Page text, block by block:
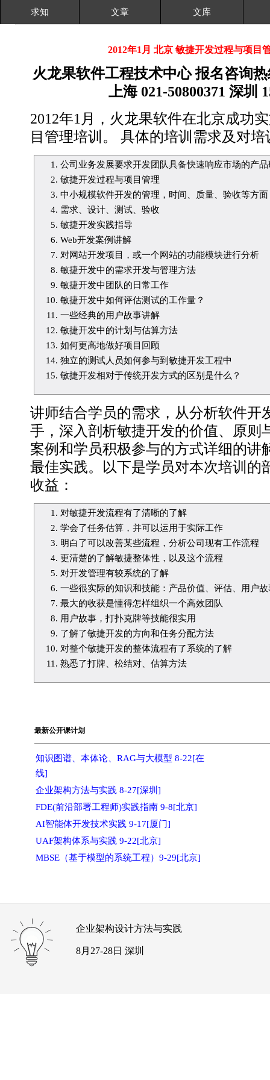
求知 文章 文库
2012年1月 北京 敏捷开发过程与项目
火龙果软件工程技术中心 报名咨询热
上海 021-50800371 深圳
2012年1月，火龙果软件在北京成功
目管理培训。 具体的培训需求及对
公司业务发展要求开发团队具备快速响应市场的产
敏捷开发过程与项目管理
中小规模软件开发的管理，时间、质量、验收等方面
需求、设计、测试、验收
敏捷开发实践指导
Web开发案例讲解
对网站开发项目，或一个网站的功能模块进行分析
敏捷开发中的需求开发与管理方法
敏捷开发中团队的日常工作
敏捷开发中如何评估测试的工作量？
一些经典的用户故事讲解
敏捷开发中的计划与估算方法
如何更高地做好项目回顾
独立的测试人员如何参与到敏捷开发工程中
敏捷开发相对于传统开发方式的区别是什么？
讲师结合学员的需求，从分析软件开
手，深入剖析敏捷开发的价值、原则
案例和学员积极参与的方式详细的讲
最佳实践。以下是学员对本次培训的
收益：
对敏捷开发流程有了清晰的了解
学会了任务估算，并可以运用于实际工作
明白了可以改善某些流程，分析公司现有工作流程
更清楚的了解敏捷整体性，以及这个流程
对开发管理有较系统的了解
一些很实际的知识和技能：产品价值、评估、用户
最大的收获是懂得怎样组织一个高效团队
用户故事，打扑克牌等技能很实用
了解了敏捷开发的方向和任务分配方法
对整个敏捷开发的整体流程有了系统的了解
熟悉了打牌、松结对、估算方法
最新公开课计划
知识图谱、本体论、RAG与大模型 8-22[在
线]
企业架构方法与实践 8-27[深圳]
FDE(前沿部署工程师)实践指南 9-8[北京]
AI智能体开发技术实践 9-17[厦门]
UAF架构体系与实践 9-22[北京]
MBSE（基于模型的系统工程）9-29[北京]